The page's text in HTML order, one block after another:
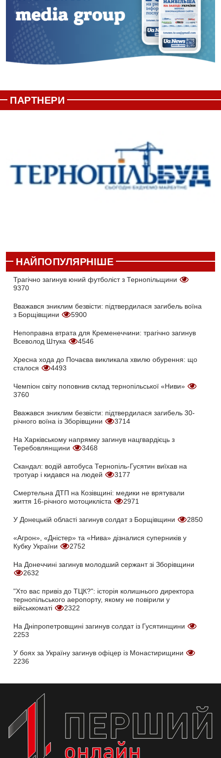
ПАРТНЕРИ
НАЙПОПУЛЯРНІШЕ
Трагічно загинув юний футболіст з Тернопільщини
9370
Вважався зниклим безвісти: підтвердилася загибель воїна
з Борщівщини
5900
Непоправна втрата для Кременеччини: трагічно загинув
Всеволод Штука
4546
Хресна хода до Почаєва викликала хвилю обурення: що
сталося
4493
Чемпіон світу поповнив склад тернопільської «Ниви»
3760
Вважався зниклим безвісти: підтвердилася загибель 30-
річного воїна із Зборівщини
3714
На Харківському напрямку загинув нацгвардієць з
Теребовлянщини
3468
Скандал: водій автобуса Тернопіль-Гусятин виїхав на
тротуар і кидався на людей
3177
Смертельна ДТП на Козівщині: медики не врятували
життя 16-річного мотоцикліста
2971
У Донецькій області загинув солдат з Борщівщини 2850
«Агрон», «Дністер» та «Нива» дізналися суперників у
Кубку України
2752
На Донеччині загинув молодший сержант зі Зборівщини
2632
"Хто вас привіз до ТЦК?": історія колишнього директора
тернопільського аеропорту, якому не повірили у
військкоматі
2322
На Дніпропетровщині загинув солдат із Гусятинщини
2253
У боях за Україну загинув офіцер із Монастирищини
2236